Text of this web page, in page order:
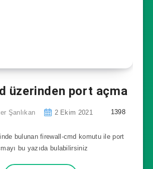
üzerinden port açma
Şanlıkan 2 Ekim 2021 1398
bulunan firewall-cmd komutu ile port
bu yazıda bulabilirsiniz